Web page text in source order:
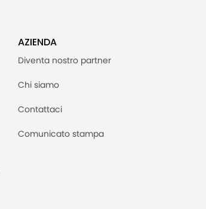
AZIENDA
Diventa nostro partner
Chi siamo
Contattaci
Comunicato stampa